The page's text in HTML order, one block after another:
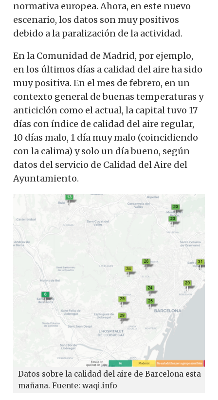
normativa europea. Ahora, en este nuevo
escenario, los datos son muy positivos
debido a la paralización de la actividad.
En la Comunidad de Madrid, por ejemplo,
en los últimos días a calidad del aire ha sido
muy positiva. En el mes de febrero, en un
contexto general de buenas temperaturas y
anticiclón como el actual, la capital tuvo 17
días con índice de calidad del aire regular,
10 días malo, 1 día muy malo (coincidiendo
con la calima) y solo un día bueno, según
datos del servicio de Calidad del Aire del
Ayuntamiento.
Datos sobre la calidad del aire de Barcelona esta
mañana. Fuente: waqi.info